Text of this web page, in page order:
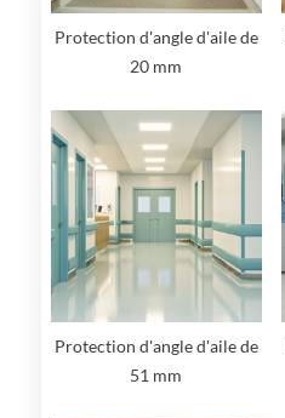
Protection d'angle d'aile de
20 mm
Protection d'angle d'aile de
51 mm